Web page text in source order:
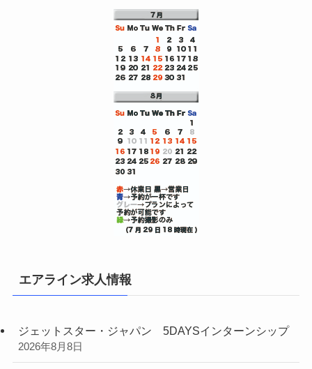
エアライン求人情報
ジェットスター・ジャパン 5DAYSインターンシップ
2026年8月8日